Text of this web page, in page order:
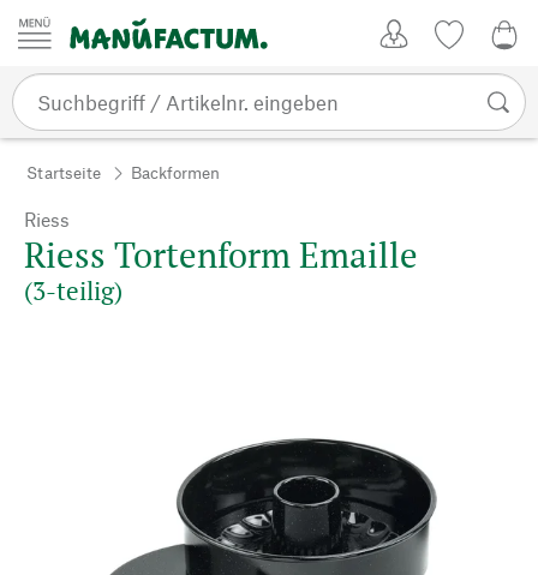
Zum Inhalt springen
Startseite Backformen
Riess
Riess Tortenform Emaille
(3-teilig)